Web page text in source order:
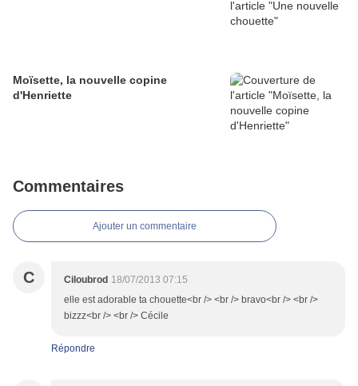
Moïsette, la nouvelle copine
d'Henriette
Commentaires
Ajouter un commentaire
C Ciloubrod 18/07/2013 07:15
elle est adorable ta chouette<br /> <br /> bravo<br /> <br />
bizzz<br /> <br /> Cécile
Répondre